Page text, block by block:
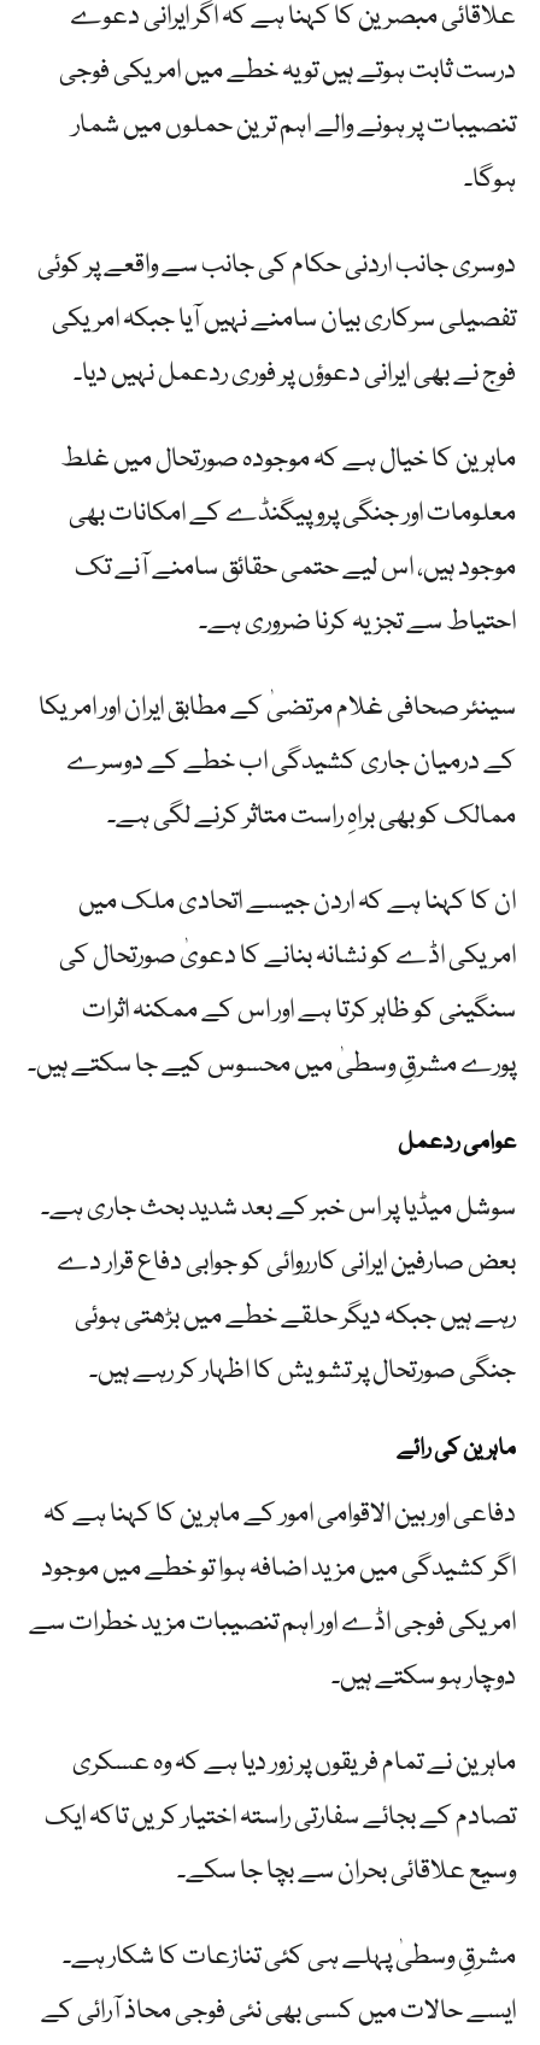
علاقائی مبصرین کا کہنا ہے کہ اگر ایرانی دعوے
درست ثابت ہوتے ہیں تو یہ خطے میں امریکی فوجی
تنصیبات پر ہونے والے اہم ترین حملوں میں شمار
ہوگا۔
دوسری جانب اردنی حکام کی جانب سے واقعے پر کوئی
تفصیلی سرکاری بیان سامنے نہیں آیا جبکہ امریکی
فوج نے بھی ایرانی دعوؤں پر فوری ردعمل نہیں دیا۔
ماہرین کا خیال ہے کہ موجودہ صورتحال میں غلط
معلومات اور جنگی پروپیگنڈے کے امکانات بھی
موجود ہیں، اس لیے حتمی حقائق سامنے آنے تک
احتیاط سے تجزیہ کرنا ضروری ہے۔
سینئر صحافی غلام مرتضیٰ کے مطابق ایران اور امریکا
کے درمیان جاری کشیدگی اب خطے کے دوسرے
ممالک کو بھی براہِ راست متاثر کرنے لگی ہے۔
ان کا کہنا ہے کہ اردن جیسے اتحادی ملک میں
امریکی اڈے کو نشانہ بنانے کا دعویٰ صورتحال کی
سنگینی کو ظاہر کرتا ہے اور اس کے ممکنہ اثرات
پورے مشرقِ وسطیٰ میں محسوس کیے جا سکتے ہیں۔
عوامی ردعمل
سوشل میڈیا پر اس خبر کے بعد شدید بحث جاری ہے۔
بعض صارفین ایرانی کارروائی کو جوابی دفاع قرار دے
رہے ہیں جبکہ دیگر حلقے خطے میں بڑھتی ہوئی
جنگی صورتحال پر تشویش کا اظہار کر رہے ہیں۔
ماہرین کی رائے
دفاعی اور بین الاقوامی امور کے ماہرین کا کہنا ہے کہ
اگر کشیدگی میں مزید اضافہ ہوا تو خطے میں موجود
امریکی فوجی اڈے اور اہم تنصیبات مزید خطرات سے
دوچار ہو سکتے ہیں۔
ماہرین نے تمام فریقوں پر زور دیا ہے کہ وہ عسکری
تصادم کے بجائے سفارتی راستہ اختیار کریں تاکہ ایک
وسیع علاقائی بحران سے بچا جا سکے۔
مشرقِ وسطیٰ پہلے ہی کئی تنازعات کا شکار ہے۔
ایسے حالات میں کسی بھی نئی فوجی محاذ آرائی کے